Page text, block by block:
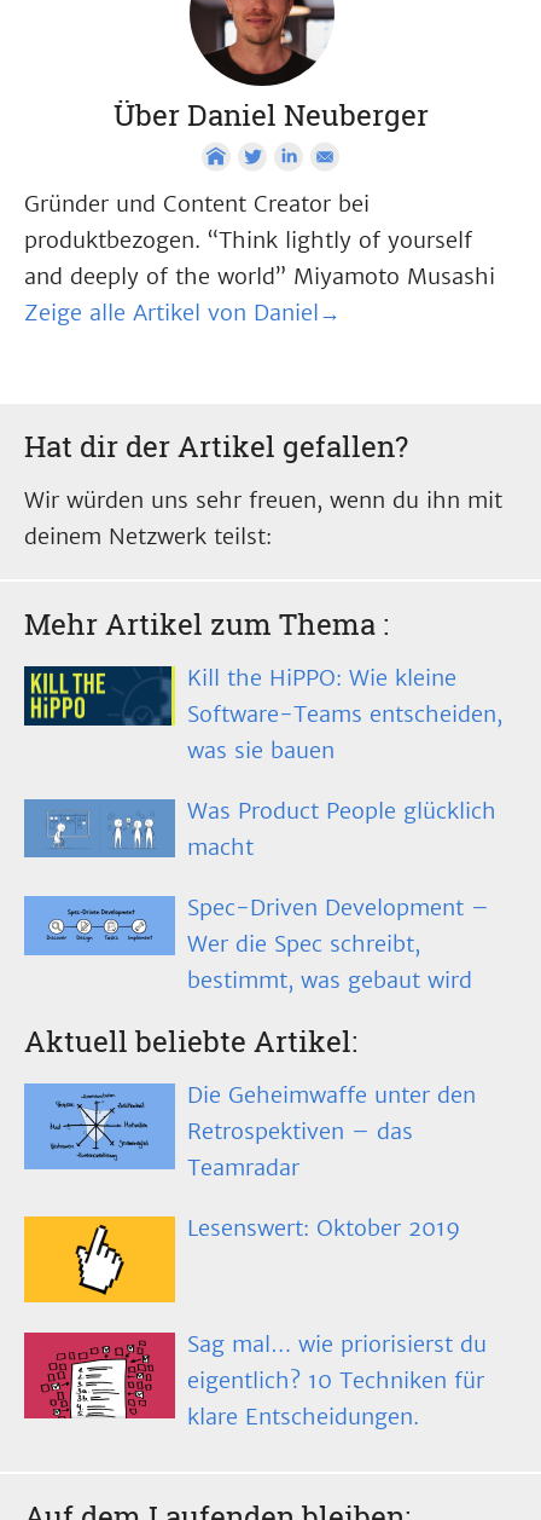
Über Daniel Neuberger
Gründer und Content Creator bei
produktbezogen. “Think lightly of yourself
and deeply of the world” Miyamoto Musashi
Zeige alle Artikel von Daniel→
Hat dir der Artikel gefallen?
Wir würden uns sehr freuen, wenn du ihn mit
deinem Netzwerk teilst:
Mehr Artikel zum Thema :
Kill the HiPPO: Wie kleine
Software-Teams entscheiden,
was sie bauen
Was Product People glücklich
macht
Spec-Driven Development –
Wer die Spec schreibt,
bestimmt, was gebaut wird
Aktuell beliebte Artikel:
Die Geheimwaffe unter den
Retrospektiven – das
Teamradar
Lesenswert: Oktober 2019
Sag mal… wie priorisierst du
eigentlich? 10 Techniken für
klare Entscheidungen.